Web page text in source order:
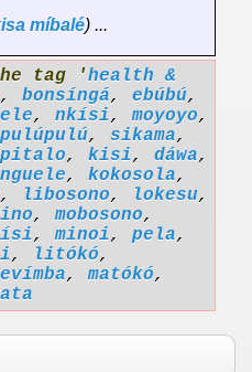
míbalé) ...
tag 'health &
, bonsíngá, ebúbú,
, nkísi,moyoyo,
pulúpulú, sikama,
, kisi, dáwa,
, kokosola,
, libosono, lokesu,
,mobosono,
,minoi, pela,
, litókó,
evímba,matókó,